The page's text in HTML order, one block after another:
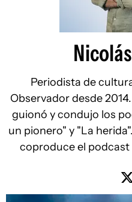
Periodista de
Observador desde
guionó y condujo los
un pionero" y "La
coproduce el podcast